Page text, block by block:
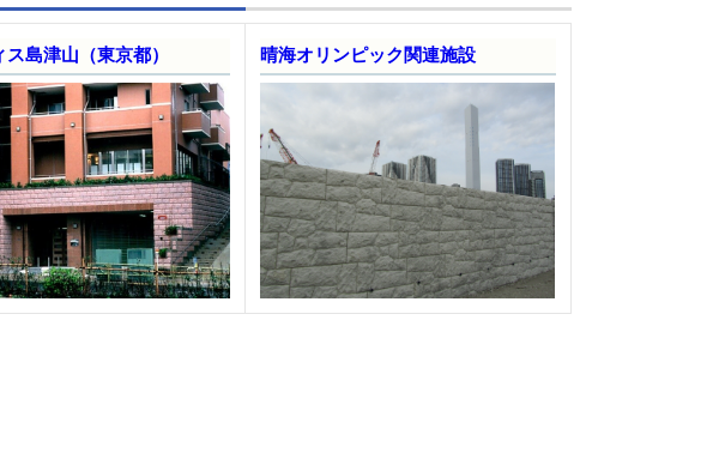
ス島津山（東京都） 晴海オリンピック関連施設